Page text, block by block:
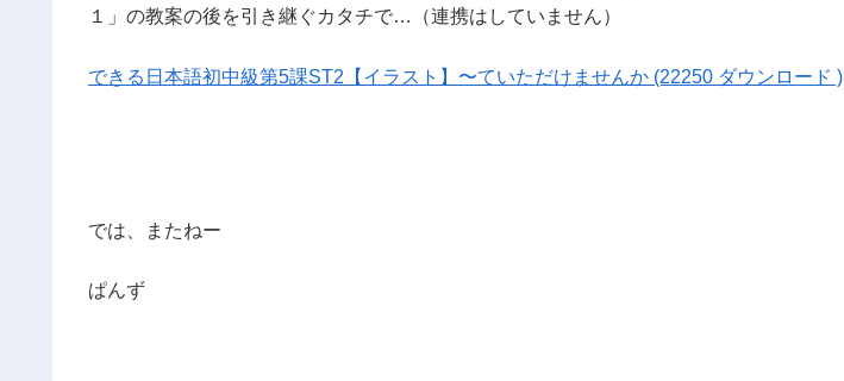
１」の教案の後を引き継ぐカタチで…（連携はしていません）
できる日本語初中級第5課ST2【イラスト】〜ていただけませんか (22250 ダウンロード )
では、またねー
ぱんず